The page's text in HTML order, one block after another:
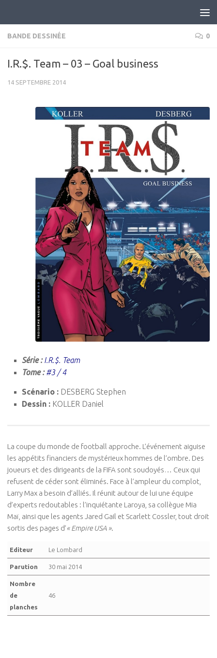
BANDE DESSINÉE 0
I.R.$. Team – 03 – Goal business
14 SEPTEMBRE 2014
Série : I.R.$. Team
Tome :#3 / 4
Scénario : DESBERG Stephen
Dessin : KOLLER Daniel
La coupe du monde de football approche. L’événement aiguise
les appétits financiers de mystérieux hommes de l’ombre. Des
joueurs et des dirigeants de la FIFA sont soudoyés… Ceux qui
refusent de céder sont éliminés. Face à l’ampleur du complot,
Larry Max a besoin d’alliés. Il réunit autour de lui une équipe
d’experts redoutables : l’inquiétante Laroya, sa collègue Mia
Maï, ainsi que les agents Jared Gail et Scarlett Cossler, tout droit
sortis des pages d’« Empire USA ».
Editeur Le Lombard
Parution 30 mai 2014
Nombre
de
planches
46